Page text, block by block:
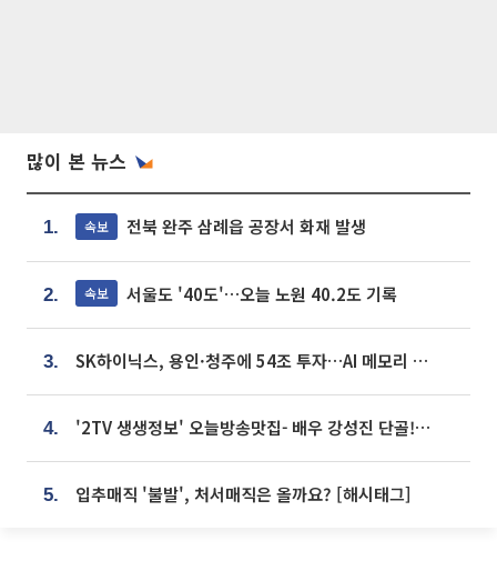
많이 본 뉴스
1. 속보 전북 완주 삼례읍 공장서 화재 발생
2. 속보 서울도 '40도'…오늘 노원 40.2도 기록
3. SK하이닉스, 용인·청주에 54조 투자…AI 메모리 생산기지 키운다
4. '2TV 생생정보' 오늘방송맛집- 배우 강성진 단골! 쌀국수ㆍ푸팟퐁 커리 맛집 '블○○○'
5. 입추매직 '불발', 처서매직은 올까요? [해시태그]